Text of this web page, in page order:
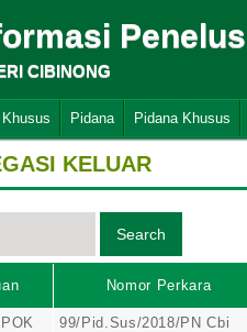
CIBINONG
Pidana Pidana Khusus
KELUAR
Nomor Perkara
99/Pid.Sus/2018/PN Cbi